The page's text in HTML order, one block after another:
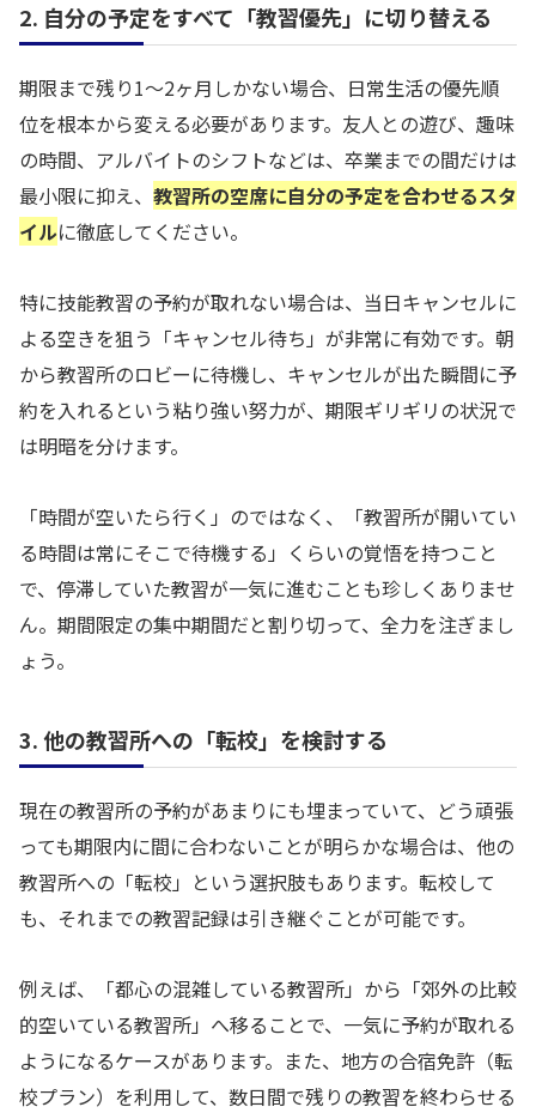
2. 自分の予定をすべて「教習優先」に切り替える
期限まで残り1〜2ヶ月しかない場合、日常生活の優先順
位を根本から変える必要があります。友人との遊び、趣味
の時間、アルバイトのシフトなどは、卒業までの間だけは
最小限に抑え、 教習所の空席に自分の予定を合わせるスタ
イルに徹底してください。
特に技能教習の予約が取れない場合は、当日キャンセルに
よる空きを狙う「キャンセル待ち」が非常に有効です。朝
から教習所のロビーに待機し、キャンセルが出た瞬間に予
約を入れるという粘り強い努力が、期限ギリギリの状況で
は明暗を分けます。
「時間が空いたら行く」のではなく、「教習所が開いてい
る時間は常にそこで待機する」くらいの覚悟を持つこと
で、停滞していた教習が一気に進むことも珍しくありませ
ん。期間限定の集中期間だと割り切って、全力を注ぎまし
ょう。
3. 他の教習所への「転校」を検討する
現在の教習所の予約があまりにも埋まっていて、どう頑張
っても期限内に間に合わないことが明らかな場合は、他の
教習所への「転校」という選択肢もあります。転校して
も、それまでの教習記録は引き継ぐことが可能です。
例えば、「都心の混雑している教習所」から「郊外の比較
的空いている教習所」へ移ることで、一気に予約が取れる
ようになるケースがあります。また、地方の合宿免許（転
校プラン）を利用して、数日間で残りの教習を終わらせる